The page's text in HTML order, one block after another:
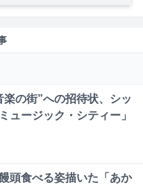
の街”への招待状、シッ
ュージック・シティー」
頭食べる姿描いた「あか